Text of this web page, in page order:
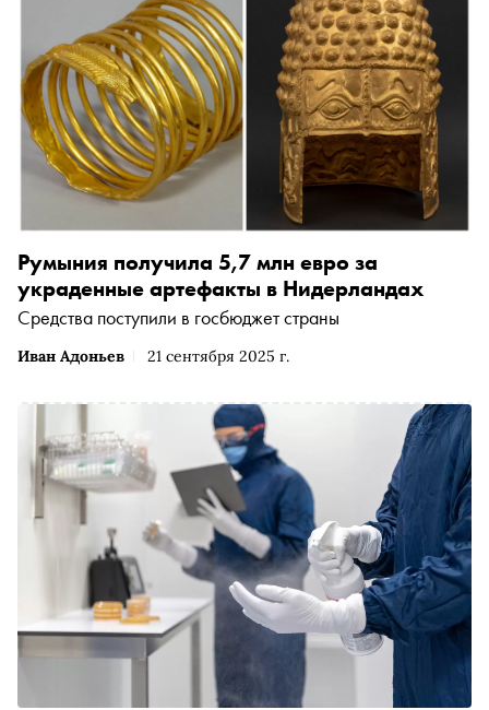
Иван Адоньев 21 сентября 2025 г.
Румыния получила 5,7 млн евро за
украденные артефакты в Нидерландах
Средства поступили в госбюджет страны